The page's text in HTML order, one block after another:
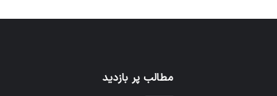
مطالب پر بازدید